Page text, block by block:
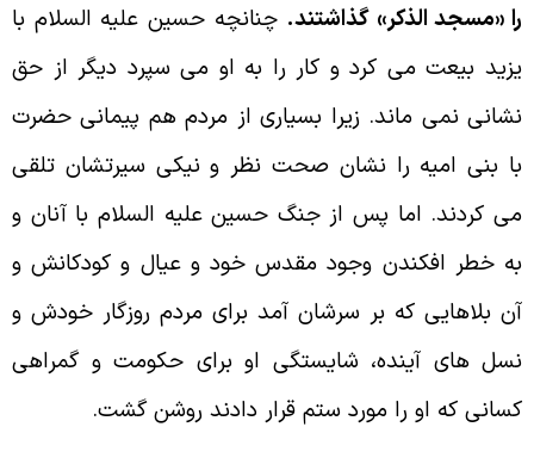
«مسجد الذكر» گذاشتند.چنانچه حسين عليه السلام با
بيعت مى كرد و كار را به او مى سپرد ديگر از حق
نمى ماند. زيرا بسيارى از مردم هم پيمانى حضرت
بنى اميه را نشان صحت نظر و نيكى سيرتشان تلقى
كردند. اما پس از جنگ حسين عليه السلام با آنان و
خطر افكندن وجود مقدس خود و عيال و كودكانش و
بلاهايى كه بر سرشان آمد براى مردم روزگار خودش و
هاى آينده، شايستگى او براى حكومت و گمراهى
كه او را مورد ستم قرار دادند روشن گشت.